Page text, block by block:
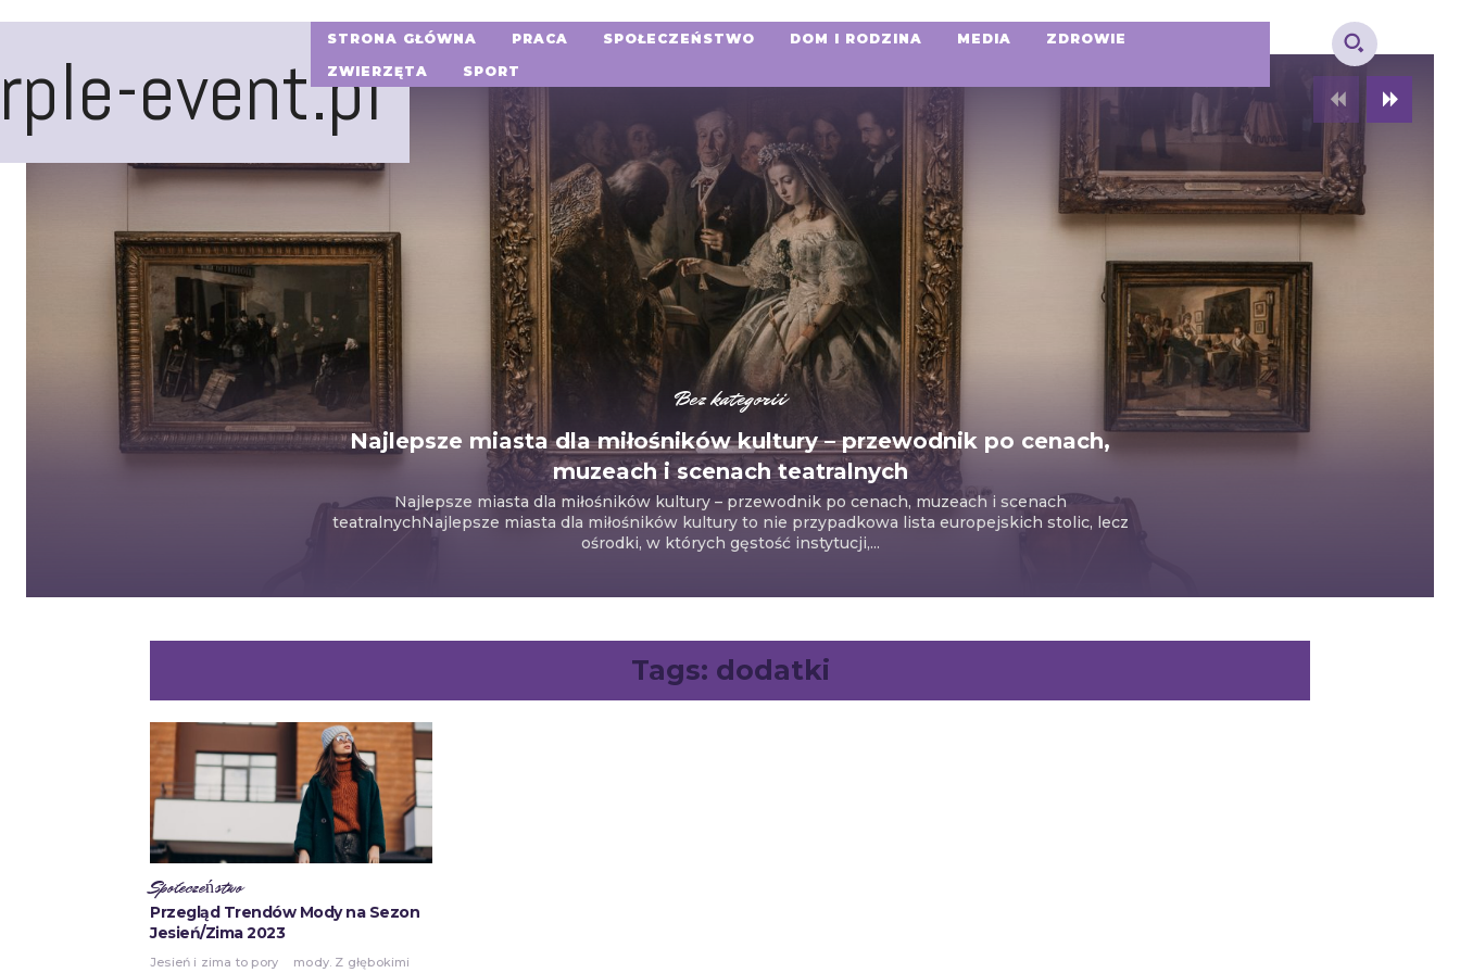
event.pl
STRONA GŁÓWNA PRACA SPOŁECZEŃSTWO DOM I RODZINA MEDIA
ZDROWIE
ZWIERZĘTA
SPORT
Bez kategorii
Najlepsze miasta dla miłośników kultury – przewodnik po cenach,
muzeach i scenach teatralnych
Najlepsze miasta dla miłośników kultury – przewodnik po cenach, muzeach i scenach
teatralnychNajlepsze miasta dla miłośników kultury to nie przypadkowa lista europejskich stolic, lecz
ośrodki, w których gęstość instytucji,...
Tags: dodatki
Społeczeństwo
Przegląd Trendów Mody na Sezon
Jesień/Zima 2023
Jesień i zima to pory
mody. Z głębokimi